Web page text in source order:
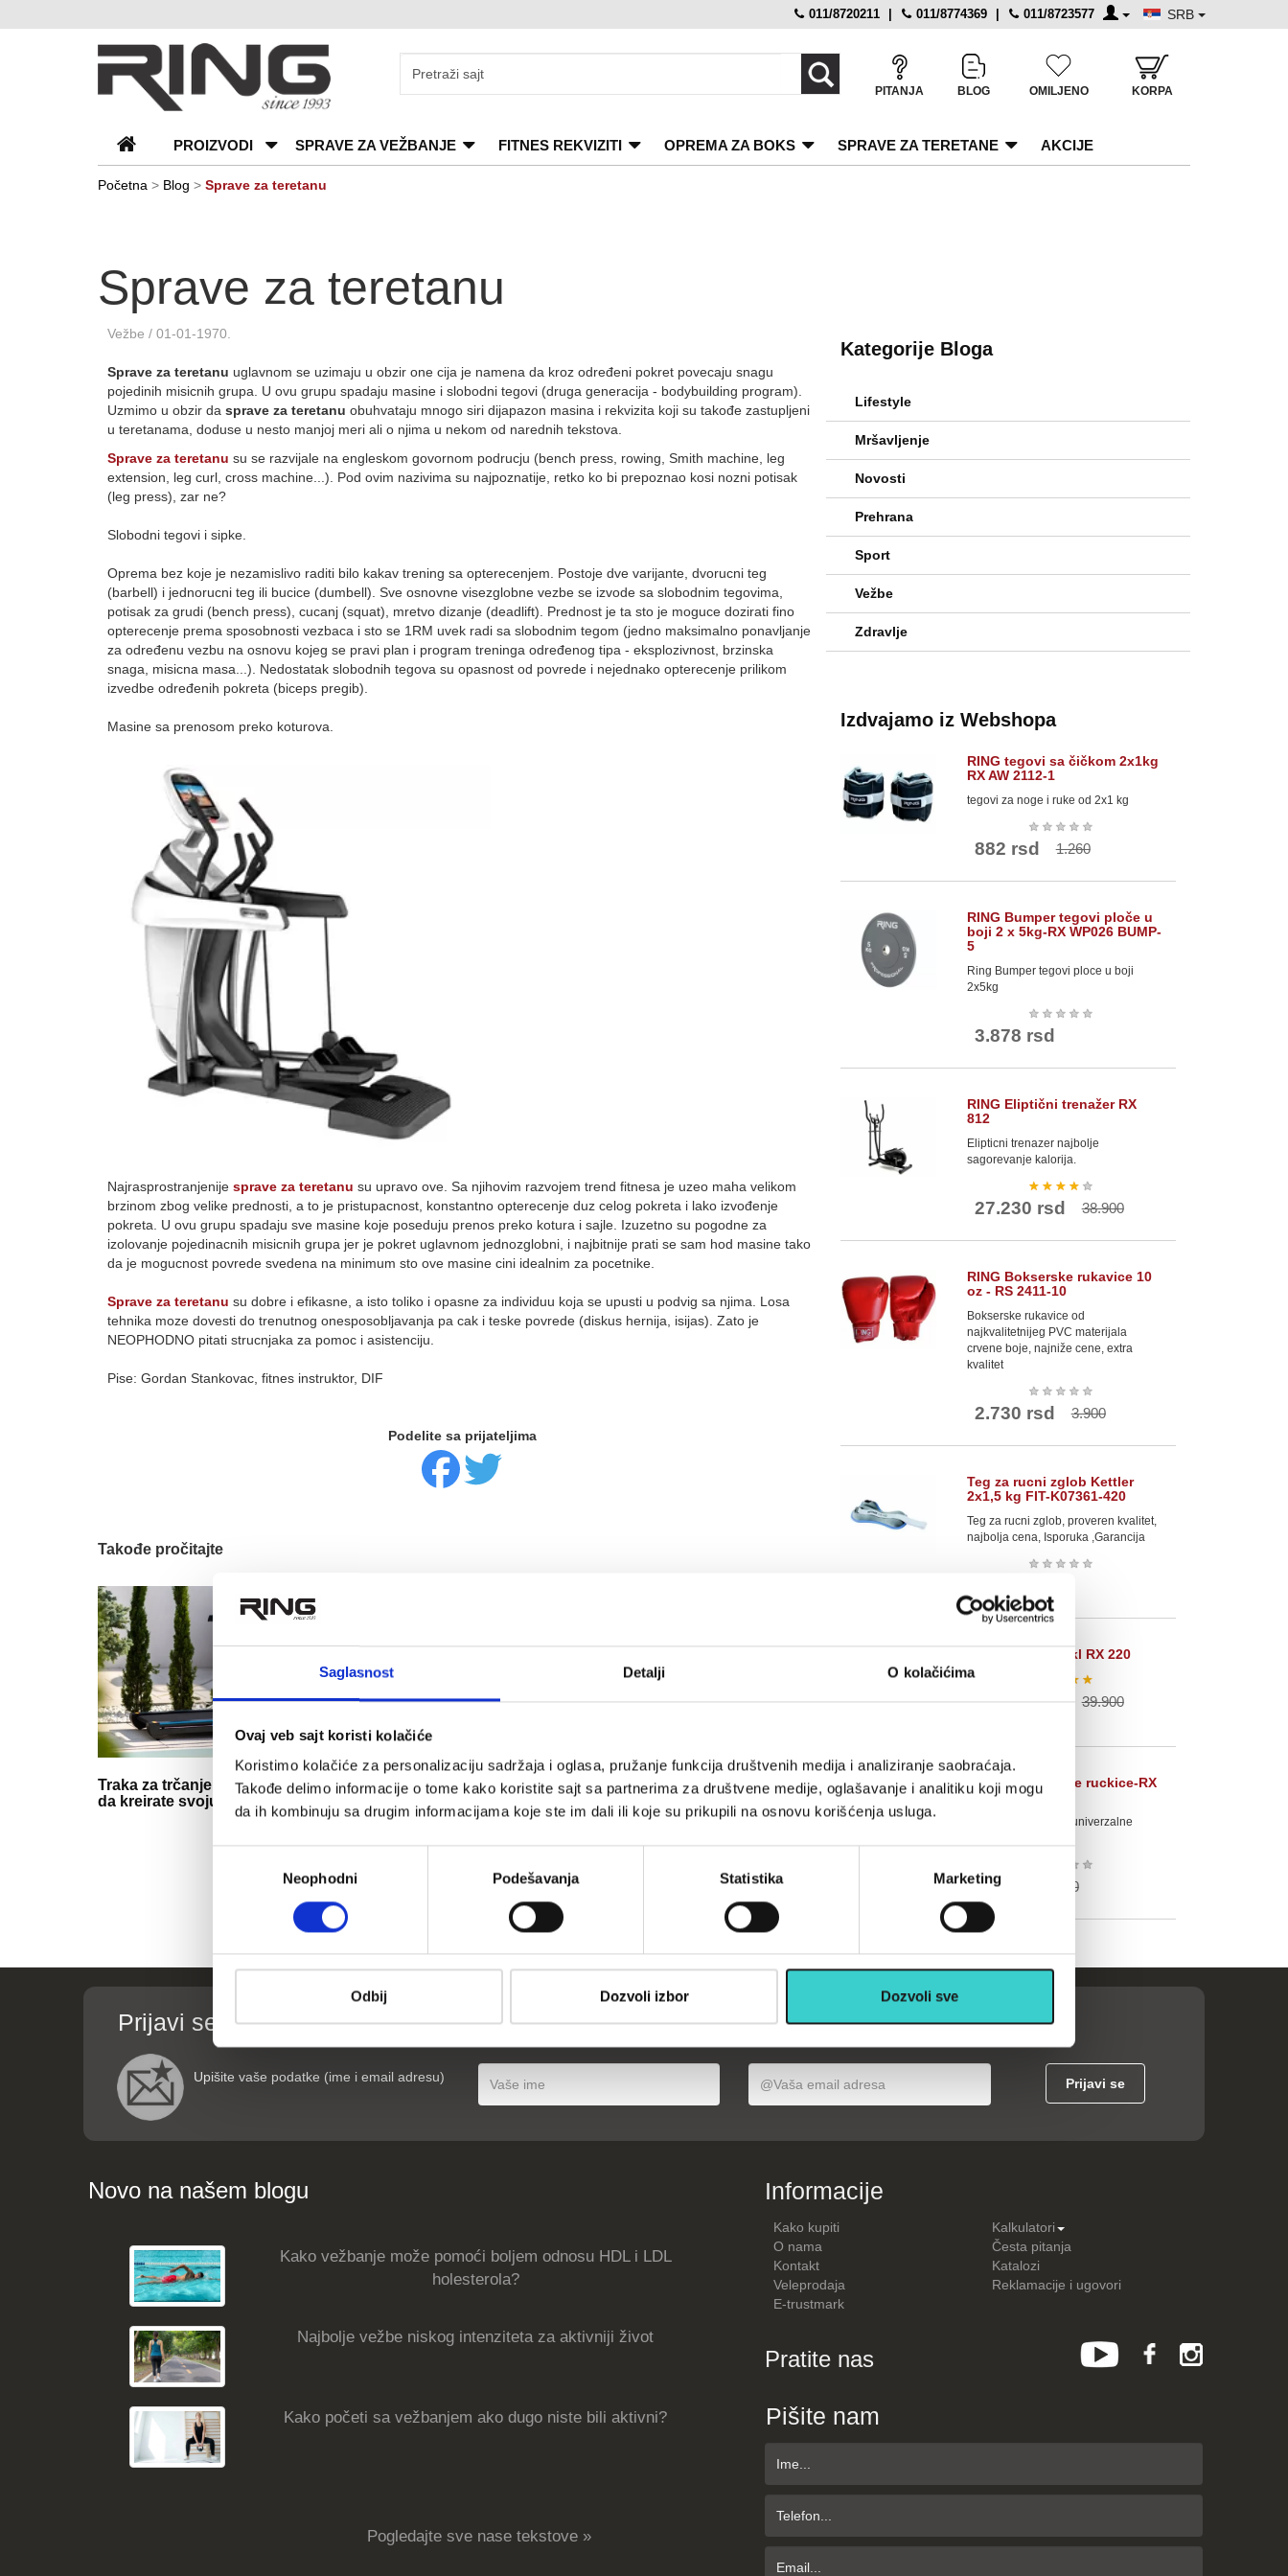
Saglasnost Detalji O kolačićima
Ovaj veb sajt koristi kolačiće
Koristimo kolačiće za personalizaciju sadržaja i oglasa, pružanje funkcija društvenih medija i analiziranje saobraćaja.
Takođe delimo informacije o tome kako koristite sajt sa partnerima za društvene medije, oglašavanje i analitiku koji mogu
da ih kombinuju sa drugim informacijama koje ste im dali ili koje su prikupili na osnovu korišćenja usluga.
сагласностиNeophodni Podešavanja Statistika Marketing
Odbij Dozvoli izbor Dozvoli sve
O
nama
Katalozi
Kontakt
Blog
011/8720211 | 011/8774369 | 011/8723577 SRB
PITANJA BLOG OMILJENO KORPA
PROIZVODI SPRAVE ZA VEŽBANJE FITNES REKVIZITI OPREMA ZA BOKS SPRAVE ZA TERETANE AKCIJE
Početna > Blog > Sprave za teretanu
Sprave za teretanu
Vežbe / 01-01-1970.
Sprave za teretanu uglavnom se uzimaju u obzir one cija je namena da kroz određeni pokret povecaju snagu
pojedinih misicnih grupa. U ovu grupu spadaju masine i slobodni tegovi (druga generacija - bodybuilding program).
Uzmimo u obzir da sprave za teretanu obuhvataju mnogo siri dijapazon masina i rekvizita koji su takođe zastupljeni
u teretanama, doduse u nesto manjoj meri ali o njima u nekom od narednih tekstova.
Sprave za teretanu su se razvijale na engleskom govornom podrucju (bench press, rowing, Smith machine, leg
extension, leg curl, cross machine...). Pod ovim nazivima su najpoznatije, retko ko bi prepoznao kosi nozni potisak
(leg press), zar ne?
Slobodni tegovi i sipke.
Oprema bez koje je nezamislivo raditi bilo kakav trening sa opterecenjem. Postoje dve varijante, dvorucni teg
(barbell) i jednorucni teg ili bucice (dumbell). Sve osnovne visezglobne vezbe se izvode sa slobodnim tegovima,
potisak za grudi (bench press), cucanj (squat), mretvo dizanje (deadlift). Prednost je ta sto je moguce dozirati fino
opterecenje prema sposobnosti vezbaca i sto se 1RM uvek radi sa slobodnim tegom (jedno maksimalno ponavljanje
za određenu vezbu na osnovu kojeg se pravi plan i program treninga određenog tipa - eksplozivnost, brzinska
snaga, misicna masa...). Nedostatak slobodnih tegova su opasnost od povrede i nejednako opterecenje prilikom
izvedbe određenih pokreta (biceps pregib).
Masine sa prenosom preko koturova.
Najrasprostranjenije sprave za teretanu su upravo ove. Sa njihovim razvojem trend fitnesa je uzeo maha velikom
brzinom zbog velike prednosti, a to je pristupacnost, konstantno opterecenje duz celog pokreta i lako izvođenje
pokreta. U ovu grupu spadaju sve masine koje poseduju prenos preko kotura i sajle. Izuzetno su pogodne za
izolovanje pojedinacnih misicnih grupa jer je pokret uglavnom jednozglobni, i najbitnije prati se sam hod masine tako
da je mogucnost povrede svedena na minimum sto ove masine cini idealnim za pocetnike.
Sprave za teretanu su dobre i efikasne, a isto toliko i opasne za individuu koja se upusti u podvig sa njima. Losa
tehnika moze dovesti do trenutnog onesposobljavanja pa cak i teske povrede (diskus hernija, isijas). Zato je
NEOPHODNO pitati strucnjaka za pomoc i asistenciju.
Pise: Gordan Stankovac, fitnes instruktor, DIF
Podelite sa prijateljima
Takođe pročitajte
Traka za trčanje - pravi način
da kreirate svoju liniju
Kako god da vežbate vežbajte
redovno
Kategorije Bloga
Lifestyle
Mršavljenje
Novosti
Prehrana
Sport
Vežbe
Zdravlje
Izdvajamo iz Webshopa
RING tegovi sa čičkom 2x1kg
RX AW 2112-1
tegovi za noge i ruke od 2x1 kg
★ ★ ★ ★ ★
882 rsd 1.260
RING Bumper tegovi ploče u
boji 2 x 5kg-RX WP026 BUMP-
5
Ring Bumper tegovi ploce u boji
2x5kg
★ ★ ★ ★ ★
3.878 rsd
RING Eliptični trenažer RX
812
Elipticni trenazer najbolje
sagorevanje kalorija.
★ ★ ★ ★ ★
27.230 rsd 38.900
RING Bokserske rukavice 10
oz - RS 2411-10
Bokserske rukavice od
najkvalitetnijeg PVC materijala
crvene boje, najniže cene, extra
kvalitet
★ ★ ★ ★ ★
2.730 rsd 3.900
Teg za rucni zglob Kettler
2x1,5 kg FIT-K07361-420
Teg za rucni zglob, proveren kvalitet,
najbolja cena, Isporuka ,Garancija
★ ★ ★ ★ ★
RING Sobni bicikl RX 220
★ ★
27.930 rsd 39.900
RING sundjeraste ruckice-RX
LEP-6402
sundjeraste ruckice univerzalne
★ ★
413 rsd 590
Prijavi se za informacije o popustima, akcijama, treninzima
Upišite vaše podatke (ime i email adresu)
Novo na našem blogu
Kako vežbanje može pomoći boljem odnosu HDL i LDL
holesterola?
Najbolje vežbe niskog intenziteta za aktivniji život
Kako početi sa vežbanjem ako dugo niste bili aktivni?
Pogledajte sve nase tekstove »
Informacije
Kako kupiti
Kalkulatori
O nama
Česta pitanja
Kontakt
Katalozi
Veleprodaja
Reklamacije i ugovori
E-trustmark
Pratite nas
Pišite nam